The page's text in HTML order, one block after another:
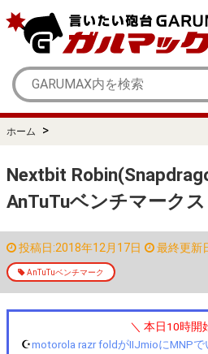
ホーム >
Nextbit
AnTuTuベンチマーク
投稿日:2018年12月17日 最終更新
AnTuTuベンチマーク
＼ 本日10時開
☪️motorola razr foldがIIJmioにMNP